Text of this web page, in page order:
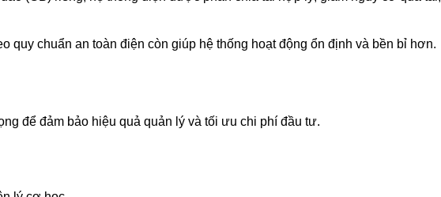
quy chuẩn an toàn điện còn giúp hệ thống hoạt động ổn định và bền bỉ hơn.
để đảm bảo hiệu quả quản lý và tối ưu chi phí đầu tư.